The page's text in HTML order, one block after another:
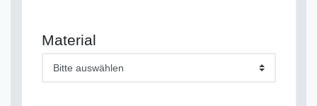
Material
Bitte auswählen